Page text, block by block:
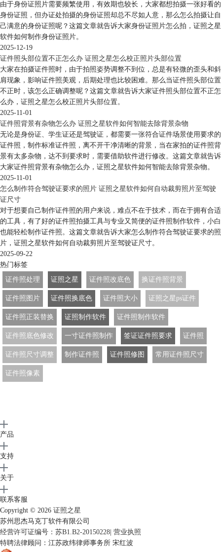
由于身份证照片需要频繁使用，有效期也较长，大家都想拍摄一张好看的
身份证照，但办证处拍摄的身份证照却总不尽如人意，那么怎么拍摄让自
己满意的身份证照呢？这篇文章就告诉大家身份证照片怎么拍，证照之星
软件如何制作身份证照片。
2025-12-19
证件照头部位置不正怎么办 证照之星怎么校正照片头部位置
大家在拍摄证件照时，由于拍照姿势调整不到位，总是有轻微的歪头和斜
肩现象，影响证件照美观，后期处理也比较困难。那么当证件照头部位置
不正时，该怎么正确调整呢？这篇文章就告诉大家证件照头部位置不正怎
么办，证照之星怎么校正照片头部位置。
2025-11-01
证件照背景有杂物怎么办 证照之星软件如何智能去除背景杂物
无论是身份证、学生证还是驾驶证，都需要一张符合证件场景使用要求的
证件照，制作标准证件照，离不开干净清晰的背景，当在家拍的证件照背
景有太多杂物，达不到要求时，需要借助软件进行修改。这篇文章就告诉
大家证件照背景有杂物怎么办，证照之星软件如何智能去除背景杂物。
2025-11-01
怎么制作符合驾驶证要求的照片 证照之星软件如何自动裁剪照片至驾驶
证尺寸
对于想要自己制作证件照的用户来说，难点不在于技术，而在于拥有合适
的工具，有了好的证件照拍摄工具与专业又简便的证件照制作软件，小白
也能轻松制作证件照。这篇文章就告诉大家怎么制作符合驾驶证要求的照
片，证照之星软件如何自动裁剪照片至驾驶证尺寸。
2025-09-22
热门标签
证件照处理
证照之星 证件照改底色 换证件照背景
证件照图片 证件照换底色 证件照大小 证照之星ps证件
证件照正装替换 证照制作软件 证件照制作软件
证件照底色修改 一寸证件照制作 签证证件照要求 证件照
证件照尺寸调整 制作证件照 证件照修图 常用证件照尺寸
证件照像素
产品
支持
关于
联系客服
Copyright © 2026 证照之星
苏州思杰马克丁软件有限公司
经营许可证编号：苏B1.B2-20150228 营业执照
特聘法律顾问：江苏政纬律师事务所 宋红波